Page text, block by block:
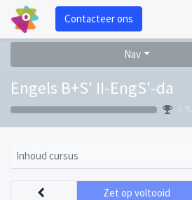
Contacteer ons
Nav
Engels B+S' II-EngS'-da
0 %
Inhoud cursus
Zet op voltooid